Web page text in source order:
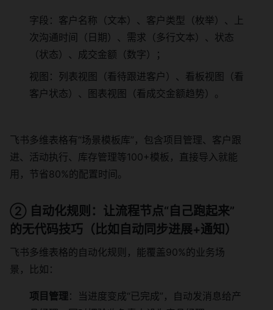
字段：客户名称（文本）、客户类型（枚举）、上
次沟通时间（日期）、需求（多行文本）、状态
（状态）、成交金额（数字）；
视图：列表视图（看待跟进客户）、看板视图（看
客户状态）、图表视图（看成交金额趋势）。
飞书多维表格有“场景模板库”，包含项目管理、客户跟
进、活动执行、库存管理等100+模板，直接导入就能
用，节省80%的配置时间。
② 自动化规则：让流程节点“自己跑起来”
的无代码技巧（比如自动同步进展+通知）
飞书多维表格的自动化规则，能覆盖90%的业务场
景，比如：
项目管理 ：当进度变成“已完成”，自动发消息给产